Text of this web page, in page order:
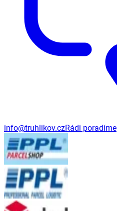
info@truhlikov.czRádi poradíme